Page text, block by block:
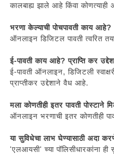
कालबाह्य झाले आहे किंवा कोणत्याही
भरणा केल्याची पोचपावती काय आहे?
ऑनलाइन डिजिटल पावती त्वरित
ई-पावती काय आहे? प्राप्ति कर
ई-पावती ऑनलाइन, डिजिटली
प्राप्तीकर उद्देशाने वैध आहे.
मला कोणतीही इतर पावती पोस्टाने
ऑनलाइन भरणाची इतर कोणतीही
या सुविधेचा लाभ घेण्यासाठी अदा
'एलआयसी' च्या पॉलिसीधारकांना